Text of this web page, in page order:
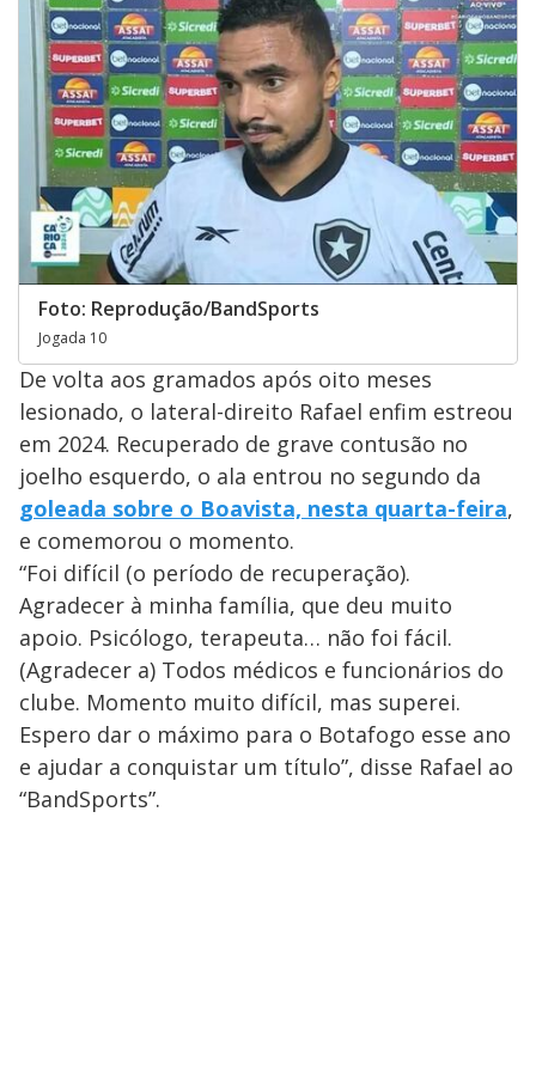
Foto: Reprodução/BandSports
Jogada 10
De volta aos gramados após oito meses
lesionado, o lateral-direito Rafael enfim estreou
em 2024. Recuperado de grave contusão no
joelho esquerdo, o ala entrou no segundo da
goleada sobre o Boavista, nesta quarta-feira,
e comemorou o momento.
“Foi difícil (o período de recuperação).
Agradecer à minha família, que deu muito
apoio. Psicólogo, terapeuta… não foi fácil.
(Agradecer a) Todos médicos e funcionários do
clube. Momento muito difícil, mas superei.
Espero dar o máximo para o Botafogo esse ano
e ajudar a conquistar um título”, disse Rafael ao
“BandSports”.